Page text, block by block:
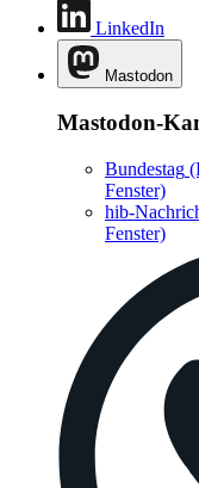
LinkedIn
Mastodon
Mastodon-
Bundestag
Fenster)
hib-
Fenster)